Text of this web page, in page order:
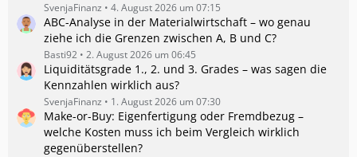
SvenjaFinanz 4. August 2026 um 07:15
ABC-Analyse in der Materialwirtschaft – wo genau
ziehe ich die Grenzen zwischen A, B und C?
Basti92 2. August 2026 um 06:45
Liquiditätsgrade 1., 2. und 3. Grades – was sagen die
Kennzahlen wirklich aus?
SvenjaFinanz 1. August 2026 um 07:30
Make-or-Buy: Eigenfertigung oder Fremdbezug –
welche Kosten muss ich beim Vergleich wirklich
gegenüberstellen?